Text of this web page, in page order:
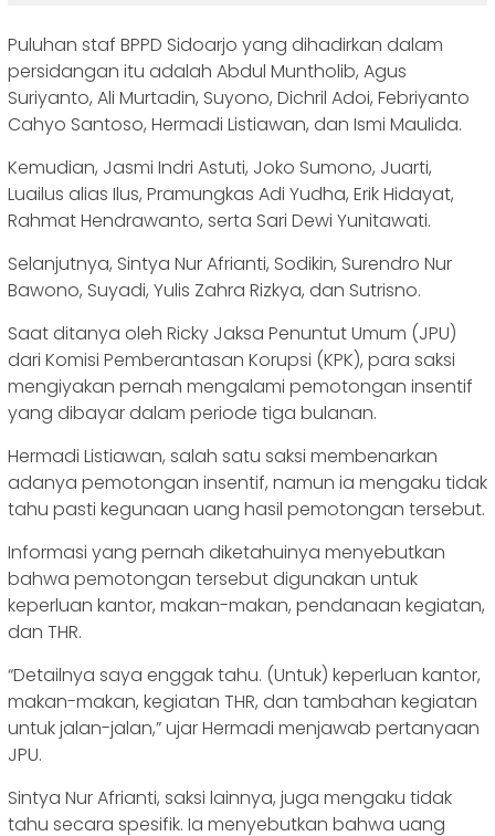
Puluhan staf BPPD Sidoarjo yang dihadirkan dalam
persidangan itu adalah Abdul Muntholib, Agus
Suriyanto, Ali Murtadin, Suyono, Dichril Adoi, Febriyanto
Cahyo Santoso, Hermadi Listiawan, dan Ismi Maulida.
Kemudian, Jasmi Indri Astuti, Joko Sumono, Juarti,
Luailus alias Ilus, Pramungkas Adi Yudha, Erik Hidayat,
Rahmat Hendrawanto, serta Sari Dewi Yunitawati.
Selanjutnya, Sintya Nur Afrianti, Sodikin, Surendro Nur
Bawono, Suyadi, Yulis Zahra Rizkya, dan Sutrisno.
Saat ditanya oleh Ricky Jaksa Penuntut Umum (JPU)
dari Komisi Pemberantasan Korupsi (KPK), para saksi
mengiyakan pernah mengalami pemotongan insentif
yang dibayar dalam periode tiga bulanan.
Hermadi Listiawan, salah satu saksi membenarkan
adanya pemotongan insentif, namun ia mengaku tidak
tahu pasti kegunaan uang hasil pemotongan tersebut.
Informasi yang pernah diketahuinya menyebutkan
bahwa pemotongan tersebut digunakan untuk
keperluan kantor, makan-makan, pendanaan kegiatan,
dan THR.
“Detailnya saya enggak tahu. (Untuk) keperluan kantor,
makan-makan, kegiatan THR, dan tambahan kegiatan
untuk jalan-jalan,” ujar Hermadi menjawab pertanyaan
JPU.
Sintya Nur Afrianti, saksi lainnya, juga mengaku tidak
tahu secara spesifik. Ia menyebutkan bahwa uang